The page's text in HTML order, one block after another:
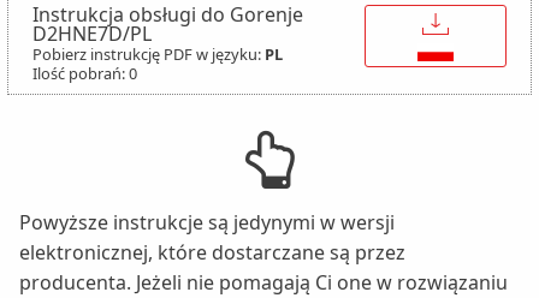
Instrukcja obsługi do Gorenje
D2HNE7D/PL
Pobierz instrukcję PDF w języku: PL
Ilość pobrań: 0
↓
Powyższe instrukcje są jedynymi w wersji
elektronicznej, które dostarczane są przez
producenta. Jeżeli nie pomagają Ci one w rozwiązaniu